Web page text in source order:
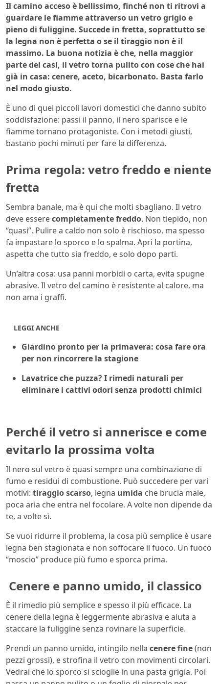
Il camino acceso è bellissimo, finché non ti ritrovi a
guardare le fiamme attraverso un vetro grigio e
pieno di fuliggine. Succede in fretta, soprattutto se
la legna non è perfetta o se il tiraggio non è il
massimo. La buona notizia è che, nella maggior
parte dei casi, il vetro torna pulito con cose che hai
già in casa: cenere, aceto, bicarbonato. Basta farlo
nel modo giusto.
È uno di quei piccoli lavori domestici che danno subito
soddisfazione: passi il panno, il nero sparisce e le
fiamme tornano protagoniste. Con i metodi giusti,
bastano pochi minuti per fare la differenza.
Prima regola: vetro freddo e niente
fretta
Sembra banale, ma è qui che molti sbagliano. Il vetro
deve esserecompletamente freddo. Non tiepido, non
“quasi”. Pulire a caldo non solo è rischioso, ma spesso
fa impastare lo sporco e lo spalma. Apri la portina,
aspetta che tutto sia freddo, e solo dopo parti.
Un’altra cosa: usa panni morbidi o carta, evita spugne
abrasive. Il vetro del camino è resistente al calore, ma
non ama i graffi.
LEGGI ANCHE
Giardino pronto per la primavera: cosa fare ora
per non rincorrere la stagione
Lavatrice che puzza? I rimedi naturali per
eliminare i cattivi odori senza prodotti chimici
Perché il vetro si annerisce e come
evitarlo la prossima volta
Il nero sul vetro è quasi sempre una combinazione di
fumo e residui di combustione. Può succedere per vari
motivi: tiraggio scarso, legna umida che brucia male,
poca aria che entra nel focolare. A volte non dipende da
te, a volte sì.
Se vuoi ridurre il problema, la cosa più semplice è usare
legna ben stagionata e non soffocare il fuoco. Un fuoco
“moscio” produce più fumo e sporca prima.
Cenere e panno umido, il classico
È il rimedio più semplice e spesso il più efficace. La
cenere della legna è leggermente abrasiva e aiuta a
staccare la fuliggine senza rovinare la superficie.
Prendi un panno umido, intingilo nella cenere fine(non
pezzi grossi), e strofina il vetro con movimenti circolari.
Vedrai che lo sporco si scioglie in una pasta grigia. Poi